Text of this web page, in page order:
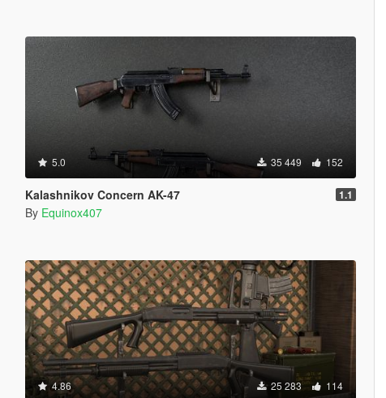
5.0 35 449 152
Kalashnikov Concern AK-47 1.1
By Equinox407
4.86 25 283 114